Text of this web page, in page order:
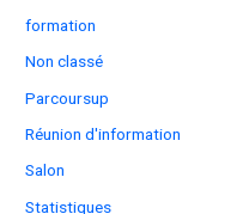
formation
Non classé
Parcoursup
Réunion d'information
Salon
Statistiques